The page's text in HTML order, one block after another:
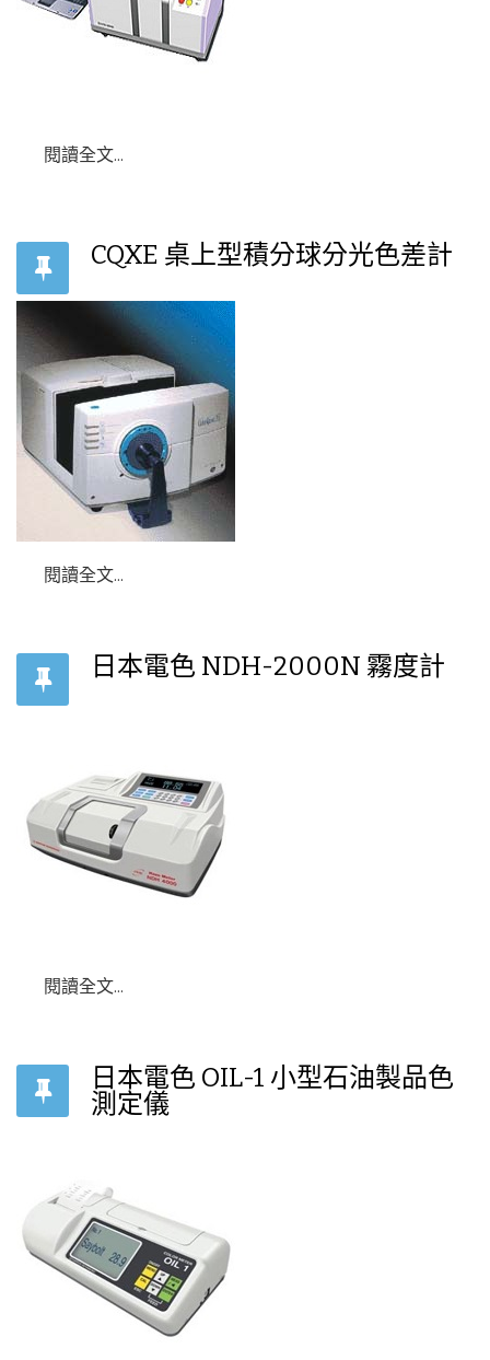
閱讀全文...
CQXE 桌上型積分球分光色差計
閱讀全文...
日本電色 NDH-2000N 霧度計
閱讀全文...
日本電色 OIL-1 小型石油製品色
測定儀